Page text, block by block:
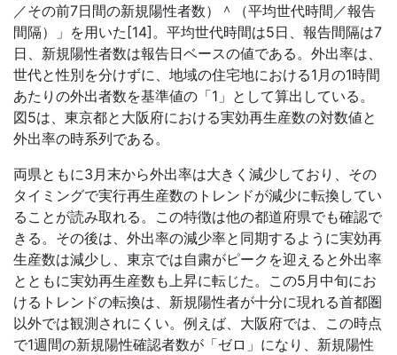
／その前7日間の新規陽性者数）＾（平均世代時間／報告
間隔）」を用いた[14]。平均世代時間は5日、報告間隔は7
日、新規陽性者数は報告日ベースの値である。外出率は、
世代と性別を分けずに、地域の住宅地における1月の1時間
あたりの外出者数を基準値の「1」として算出している。
図5は、東京都と大阪府における実効再生産数の対数値と
外出率の時系列である。
両県ともに3月末から外出率は大きく減少しており、その
タイミングで実行再生産数のトレンドが減少に転換してい
ることが読み取れる。この特徴は他の都道府県でも確認で
きる。その後は、外出率の減少率と同期するように実効再
生産数は減少し、東京では自粛がピークを迎えると外出率
とともに実効再生産数も上昇に転じた。この5月中旬にお
けるトレンドの転換は、新規陽性者が十分に現れる首都圏
以外では観測されにくい。例えば、大阪府では、この時点
で1週間の新規陽性確認者数が「ゼロ」になり、新規陽性